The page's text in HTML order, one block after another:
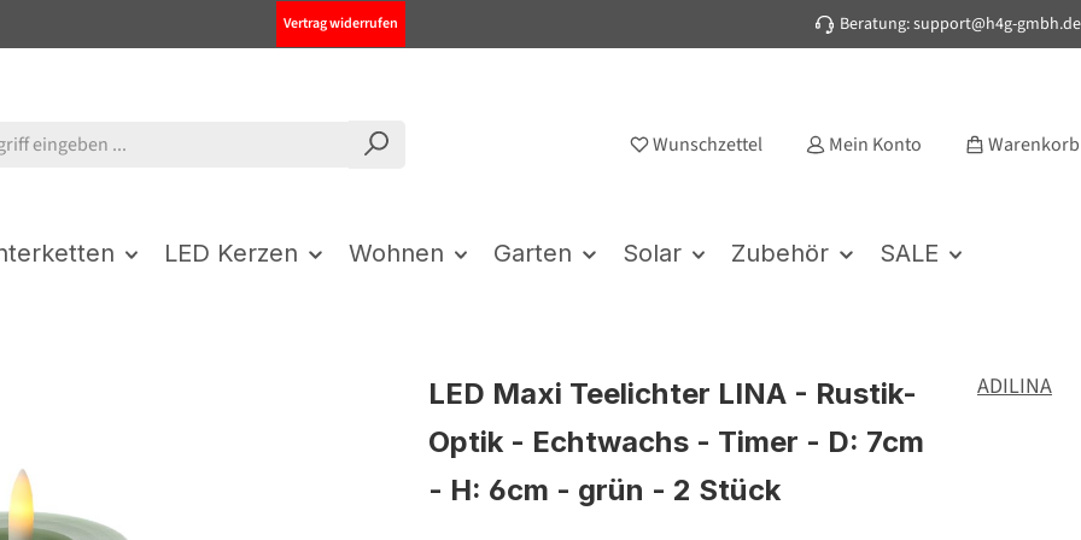
Vertrag widerrufen Beratung: support@h4g-gmbh.de
Wunschzettel Mein Konto Warenkorb
LED Kerzen Wohnen Garten Solar Zubehör SALE
LED Maxi Teelichter LINA - Rustik-
Optik - Echtwachs - Timer - D: 7cm
- H: 6cm - grün - 2 Stück
ADILINA